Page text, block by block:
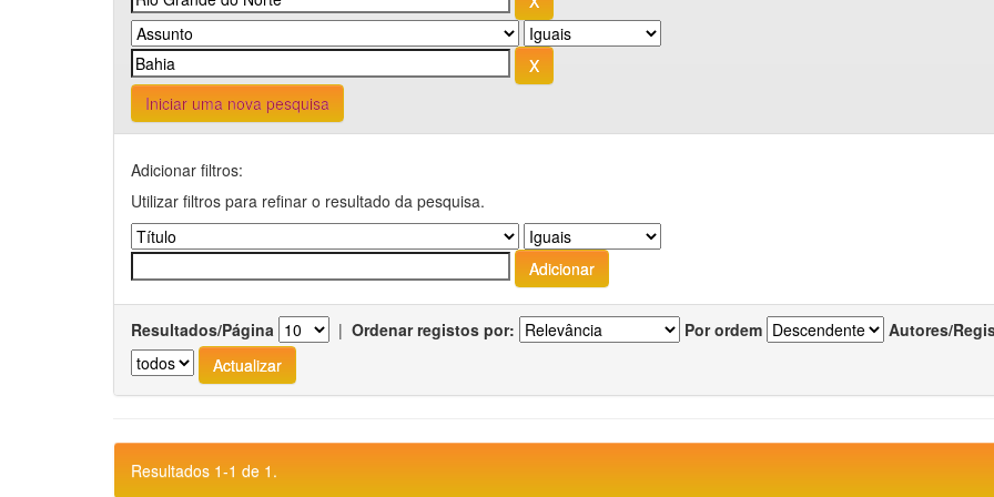
Iniciar uma nova pesquisa
Adicionar filtros:
Utilizar filtros para refinar o resultado da pesquisa.
Resultados/Página | Ordenar registos por: Por ordem Autores/
Resultados 1-1 de 1.